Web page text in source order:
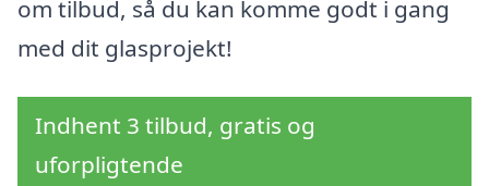
om tilbud, så du kan komme godt i gang
med dit glasprojekt!
Indhent 3 tilbud, gratis og
uforpligtende